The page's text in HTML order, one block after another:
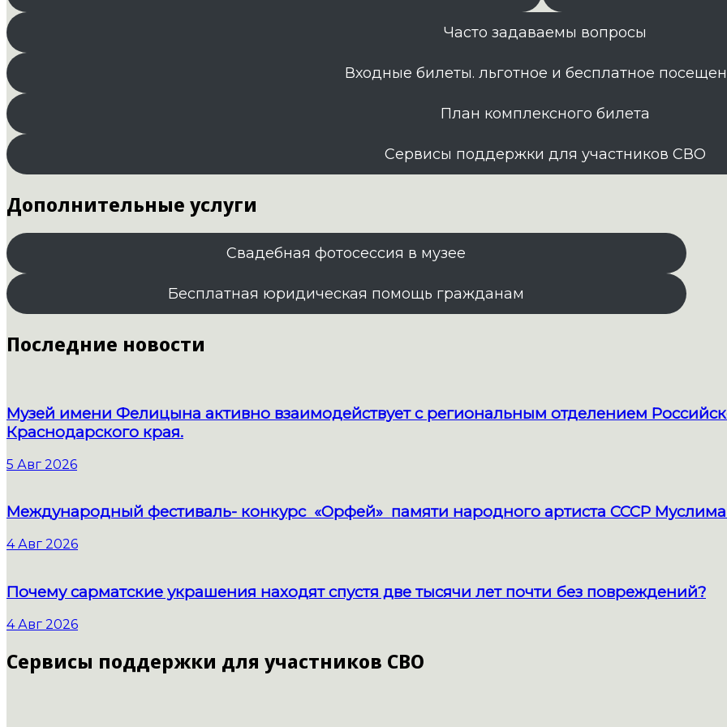
Часто задаваемы вопросы
Входные билеты. льготное и бесплатное
План комплексного билета
Сервисы поддержки для участников СВО
Дополнительные услуги
Свадебная фотосессия в музее
Бесплатная юридическая помощь гражданам
Последние новости
Музей имени Фелицына активно взаимодействует с региональным отделением
Краснодарского края.
5 Авг 2026
Международный фестиваль- конкурс «Орфей» памяти народного артиста СССР
4 Авг 2026
Почему сарматские украшения находят спустя две тысячи лет почти без повреждений?
4 Авг 2026
Сервисы поддержки для участников СВО